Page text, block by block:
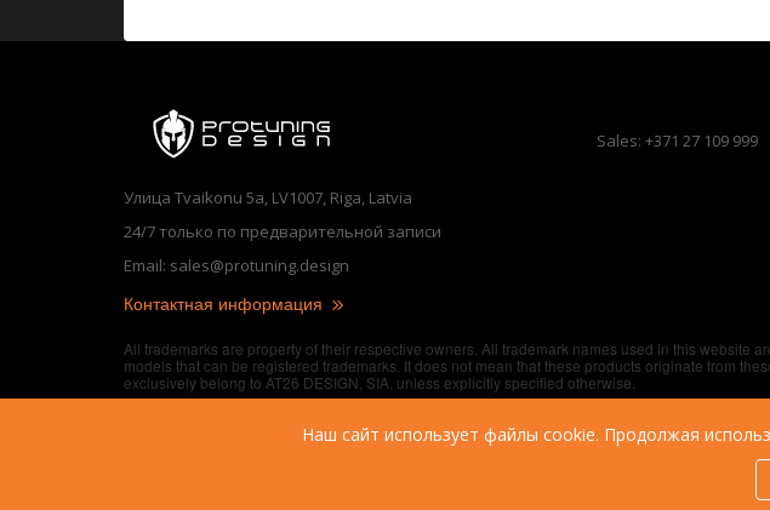
Улица Tvaikonu 5a, LV1007, Riga, Latvia
24/7 только по предварительной записи
Email: sales@protuning.design
Контактная информация
Sales: +371 27 109 999
All trademarks are property of their respective owners. All trademark names used in this
models that can be registered trademarks. It does not mean that these products originate from
exclusively belong to AT26 DESIGN, SIA, unless explicitly specified otherwise.
Наш сайт использует файлы cookie. Продолжая